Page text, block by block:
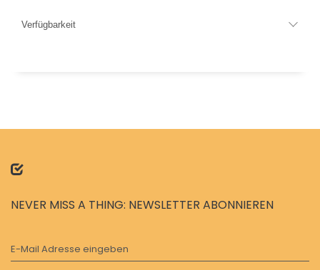
Verfügbarkeit
NEVER MISS A THING: NEWSLETTER ABONNIEREN
E-Mail Adresse eingeben